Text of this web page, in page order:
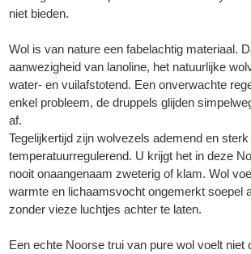
niet bieden.
Wol is van nature een fabelachtig materiaal.
aanwezigheid van lanoline, het natuurlijke
water- en vuilafstotend. Een onverwachte
enkel probleem, de druppels glijden
af.
Tegelijkertijd zijn wolvezels ademend en sterk
temperatuurregulerend. U krijgt het in deze
nooit onaangenaam zweterig of klam. Wol
warmte en lichaamsvocht ongemerkt soepel
zonder vieze luchtjes achter te laten.
Een echte Noorse trui van pure wol voelt niet